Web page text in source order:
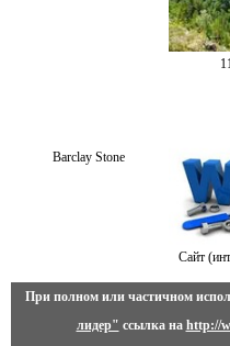
Barclay Stone
Сайт
При полном или частичном
лидер" ссылка на http://